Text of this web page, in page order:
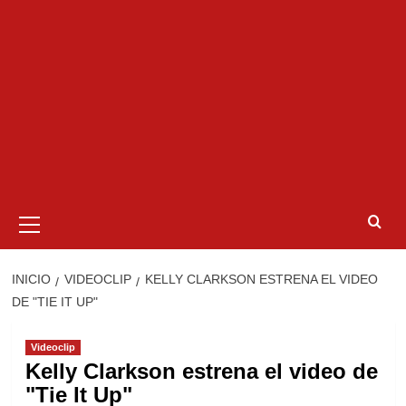
primario
INICIO VIDEOCLIP
KELLY CLARKSON ESTRENA EL VIDEO
DE "TIE IT UP"
Videoclip
Kelly Clarkson estrena el video de
"Tie It Up"